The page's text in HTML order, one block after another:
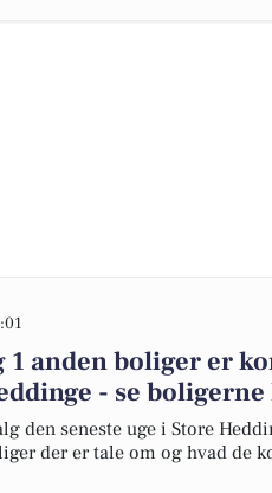
anden boliger er
- se boligerne
den seneste uge i Store
der er tale om og hvad de